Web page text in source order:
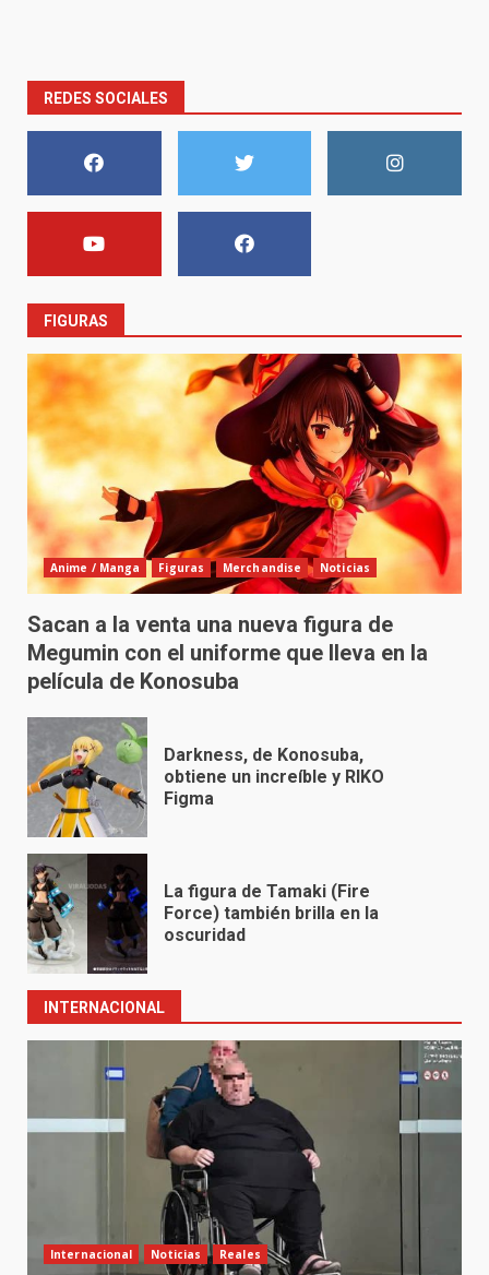
REDES SOCIALES
FIGURAS
Anime / Manga Figuras Merchandise Noticias
Sacan a la venta una nueva figura de
Megumin con el uniforme que lleva en la
película de Konosuba
Darkness, de Konosuba,
obtiene un increíble y RIKO
Figma
La figura de Tamaki (Fire
Force) también brilla en la
oscuridad
INTERNACIONAL
Internacional Noticias Reales